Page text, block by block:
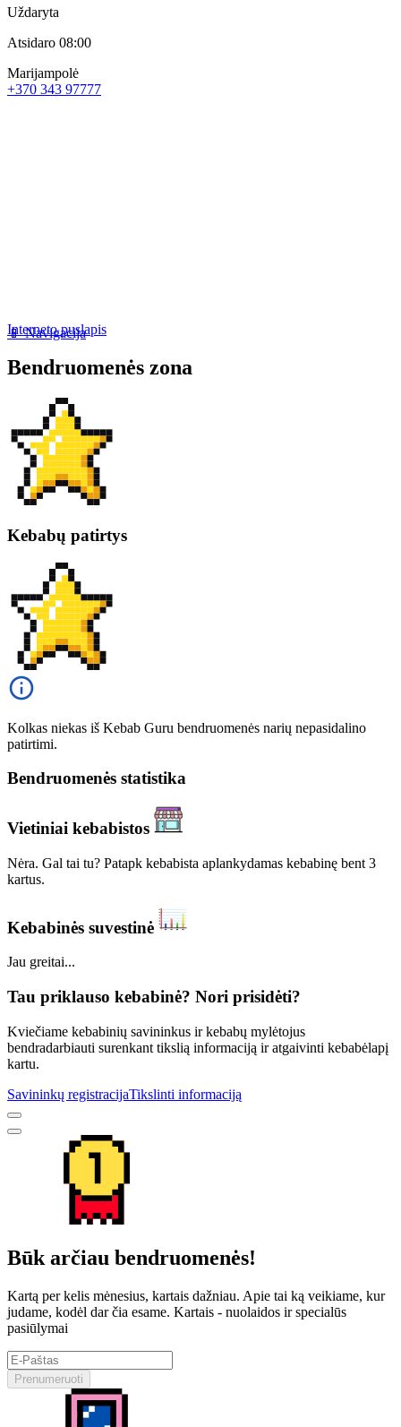
Uždaryta
Atsidaro 08:00
Marijampolė
+370 343 97777
📱 Navigacija
Interneto puslapis
Bendruomenės zona
Kebabų patirtys
Kolkas niekas iš Kebab Guru bendruomenės narių nepasidalino
patirtimi.
Bendruomenės statistika
Vietiniai kebabistos
Nėra. Gal tai tu? Patapk kebabista aplankydamas kebabinę bent 3
kartus.
Kebabinės suvestinė
Jau greitai...
Tau priklauso kebabinė? Nori prisidėti?
Kviečiame kebabinių savininkus ir kebabų mylėtojus
bendradarbiauti surenkant tikslią informaciją ir atgaivinti kebabėlapį
kartu.
Savininkų registracijaTikslinti informaciją
Būk arčiau bendruomenės!
Kartą per kelis mėnesius, kartais dažniau. Apie tai ką veikiame, kur
judame, kodėl dar čia esame. Kartais - nuolaidos ir specialūs
pasiūlymai
Prenumeruoti